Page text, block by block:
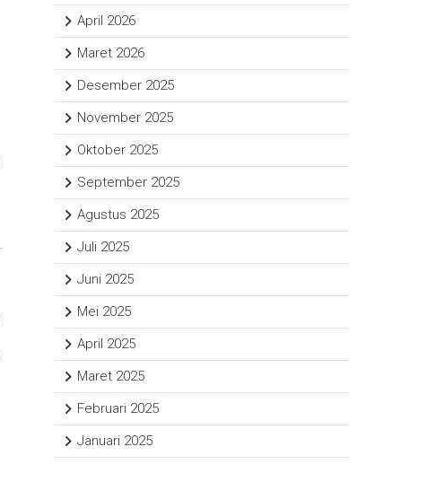
April 2026
Maret 2026
Desember 2025
November 2025
Oktober 2025
September 2025
Agustus 2025
Juli 2025
Juni 2025
Mei 2025
April 2025
Maret 2025
Februari 2025
Januari 2025